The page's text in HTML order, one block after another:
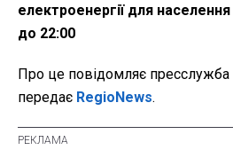
електроенергії для
до 22:00
Про це повідомляє пресслужба
передає RegioNews.